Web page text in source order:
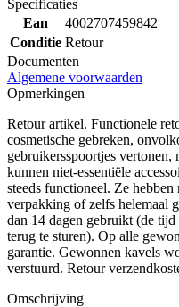
Specificaties
Ean
4002707459842
Conditie Retour
Documenten
Algemene voorwaarden
Opmerkingen
Retour artikel. Functionele
cosmetische gebreken,
gebruikersspoortjes vertonen,
kunnen niet-essentiële
steeds functioneel. Ze
verpakking of zelfs helemaal
dan 14 dagen gebruikt (de
terug te sturen). Op alle
garantie. Gewonnen kavels
verstuurd. Retour
Omschrijving